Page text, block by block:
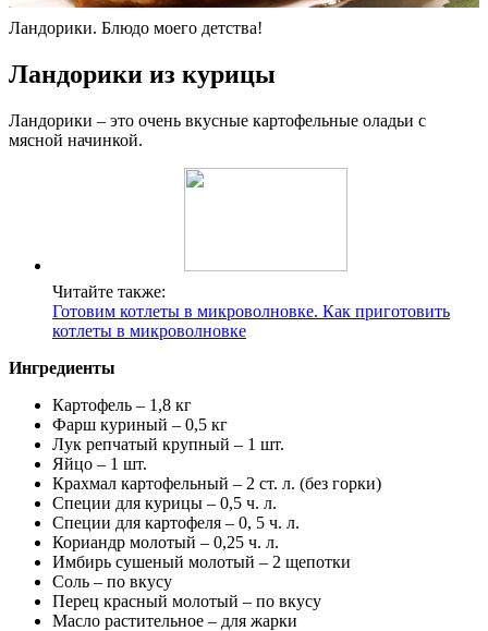
Ландорики. Блюдо моего детства!
Ландорики из курицы
Ландорики – это очень вкусные картофельные оладьи с
мясной начинкой.
Читайте также:
Готовим котлеты в микроволновке. Как приготовить
котлеты в микроволновке
Ингредиенты
Картофель – 1,8 кг
Фарш куриный – 0,5 кг
Лук репчатый крупный – 1 шт.
Яйцо – 1 шт.
Крахмал картофельный – 2 ст. л. (без горки)
Специи для курицы – 0,5 ч. л.
Специи для картофеля – 0, 5 ч. л.
Кориандр молотый – 0,25 ч. л.
Имбирь сушеный молотый – 2 щепотки
Соль – по вкусу
Перец красный молотый – по вкусу
Масло растительное – для жарки